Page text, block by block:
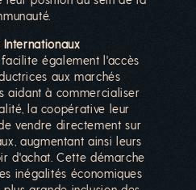
également l'accès
aux marchés
aidant à commercialiser
la coopérative leur
vendre directement sur
augmentant ainsi leurs
d'achat. Cette démarche
inégalités économiques